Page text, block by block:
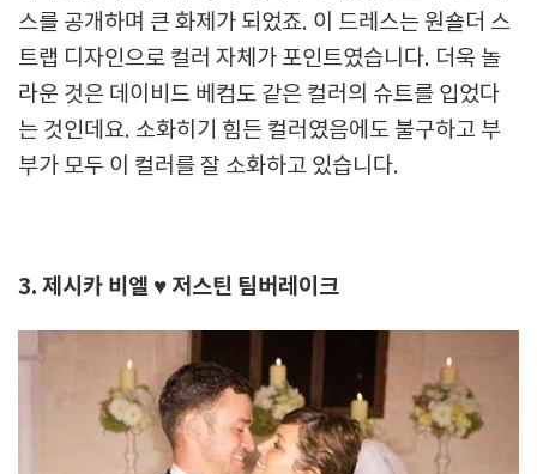
스를 공개하며 큰 화제가 되었죠. 이 드레스는 원숄더 스
트랩 디자인으로 컬러 자체가 포인트였습니다. 더욱 놀
라운 것은 데이비드 베컴도 같은 컬러의 슈트를 입었다
는 것인데요. 소화히기 힘든 컬러였음에도 불구하고 부
부가 모두 이 컬러를 잘 소화하고 있습니다.
3. 제시카 비엘 ♥ 저스틴 팀버레이크